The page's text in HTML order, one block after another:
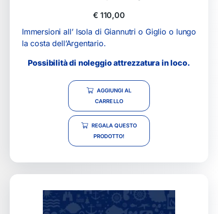
€ 110,00
Immersioni all’ Isola di Giannutri o Giglio o lungo
la costa dell’Argentario.
Possibilità di noleggio attrezzatura in loco.
AGGIUNGI AL
CARRELLO
REGALA QUESTO
PRODOTTO!